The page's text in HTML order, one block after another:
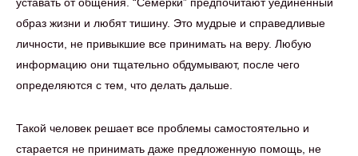
образ жизни и любят тишину. Это мудрые и справедливые
личности, не привыкшие все принимать на веру. Любую
информацию они тщательно обдумывают, после чего
определяются с тем, что делать дальше.
Такой человек решает все проблемы самостоятельно и
старается не принимать даже предложенную помощь, не